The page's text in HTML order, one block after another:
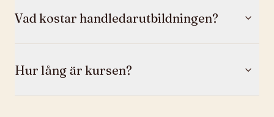
Vad kostar handledarutbildningen?
Hur lång är kursen?